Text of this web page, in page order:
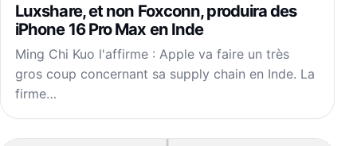
Luxshare, et non Foxconn, produira des
iPhone 16 Pro Max en Inde
Ming Chi Kuo l'affirme : Apple va faire un très
gros coup concernant sa supply chain en Inde. La
firme…